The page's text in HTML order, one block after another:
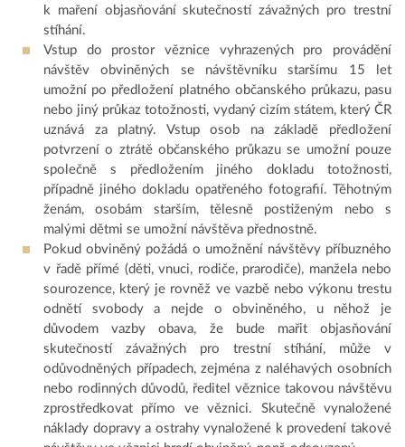
k maření objasňování skutečností závažných pro trestní
stíhání.
Vstup do prostor věznice vyhrazených pro provádění
návštěv obviněných se návštěvníku staršímu 15 let
umožní po předložení platného občanského průkazu, pasu
nebo jiný průkaz totožnosti, vydaný cizím státem, který ČR
uznává za platný. Vstup osob na základě předložení
potvrzení o ztrátě občanského průkazu se umožní pouze
společně s předložením jiného dokladu totožnosti,
případně jiného dokladu opatřeného fotografií. Těhotným
ženám, osobám starším, tělesně postiženým nebo s
malými dětmi se umožní návštěva přednostně.
Pokud obviněný požádá o umožnění návštěvy příbuzného
v řadě přímé (děti, vnuci, rodiče, prarodiče), manžela nebo
sourozence, který je rovněž ve vazbě nebo výkonu trestu
odnětí svobody a nejde o obviněného, u něhož je
důvodem vazby obava, že bude mařit objasňování
skutečností závažných pro trestní stíhání, může v
odůvodněných případech, zejména z naléhavých osobních
nebo rodinných důvodů, ředitel věznice takovou návštěvu
zprostředkovat přímo ve věznici. Skutečně vynaložené
náklady dopravy a ostrahy vynaložené k provedení takové